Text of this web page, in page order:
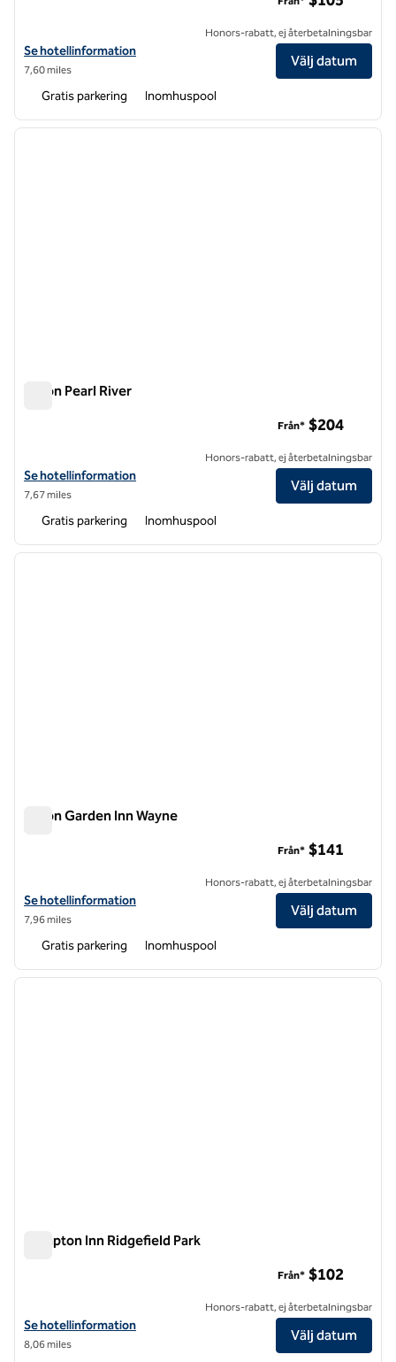
Visa hotelluppgifter för Hilton Garden Inn Ridgefield Park
Se hotellinformation
7,60 miles
Honors-rabatt, ej återbetalningsbar
Välj datum
Gratis parkering Inomhuspool
1 av 12
nästa
Hilton Pearl River
Visa hotelluppgifter för Hilton Pearl River
Se hotellinformation
7,67 miles
Från* $204
Honors-rabatt, ej återbetalningsbar
Välj datum
Gratis parkering Inomhuspool
1 av 12
nästa
Hilton Garden Inn Wayne
Visa hotelluppgifter för Hilton Garden Inn Wayne
Se hotellinformation
7,96 miles
Från* $141
Honors-rabatt, ej återbetalningsbar
Välj datum
Gratis parkering Inomhuspool
1 av 12
nästa
Hampton Inn Ridgefield Park
Visa hotelldetaljer för Hampton Inn Ridgefield Park
Se hotellinformation
8,06 miles
Från* $102
Honors-rabatt, ej återbetalningsbar
Välj datum